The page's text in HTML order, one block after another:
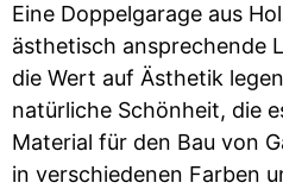
Eine Doppelgarage aus
ästhetisch ansprechende
die Wert auf Ästhetik
natürliche Schönheit, die
Material für den Bau von
in verschiedenen Farben